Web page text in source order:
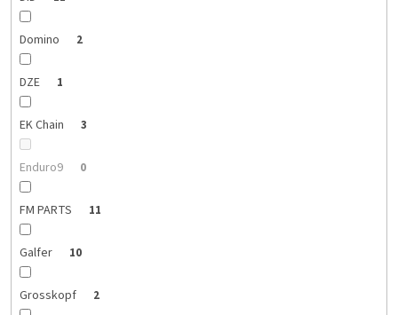
Domino 2
DZE 1
EK Chain 3
Enduro9 0
FM PARTS 11
Galfer 10
Grosskopf 2